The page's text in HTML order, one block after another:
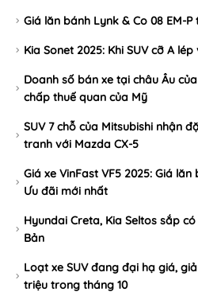
Giá lăn bánh Lynk & Co 08 EM-
Kia Sonet 2025: Khi SUV cỡ A
Doanh số bán xe tại châu Âu
chấp thuế quan của Mỹ
SUV 7 chỗ của Mitsubishi nhận
tranh với Mazda CX-5
Giá xe VinFast VF5 2025: Giá lăn
Ưu đãi mới nhất
Hyundai Creta, Kia Seltos sắp
Bản
Loạt xe SUV đang đại hạ giá,
triệu trong tháng 10